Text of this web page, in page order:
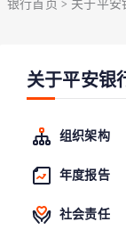
关于修订《平安银行
银行首页 > 关于平安
关于平安银
组织架构
年度报告
社会责任